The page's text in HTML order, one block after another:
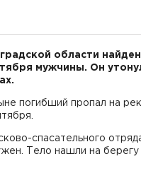
области
мужчины. Он
погибший пропал на
спасательного
Тело нашли на берегу